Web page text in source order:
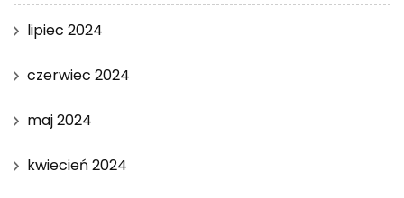
lipiec 2024
czerwiec 2024
maj 2024
kwiecień 2024